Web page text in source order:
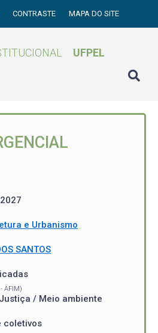
CONTRASTE MAPA DO SITE
UFPEL
e Urbanismo
SANTOS
AFIM)
/ Meio ambiente
coletivos